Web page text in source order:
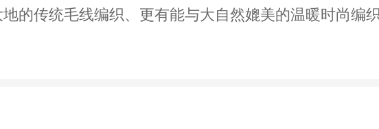
的传统毛线编织、更有能与大自然媲美的温暖时尚编
版社，历史悠久，推出过多种风靡全球的图书。该社